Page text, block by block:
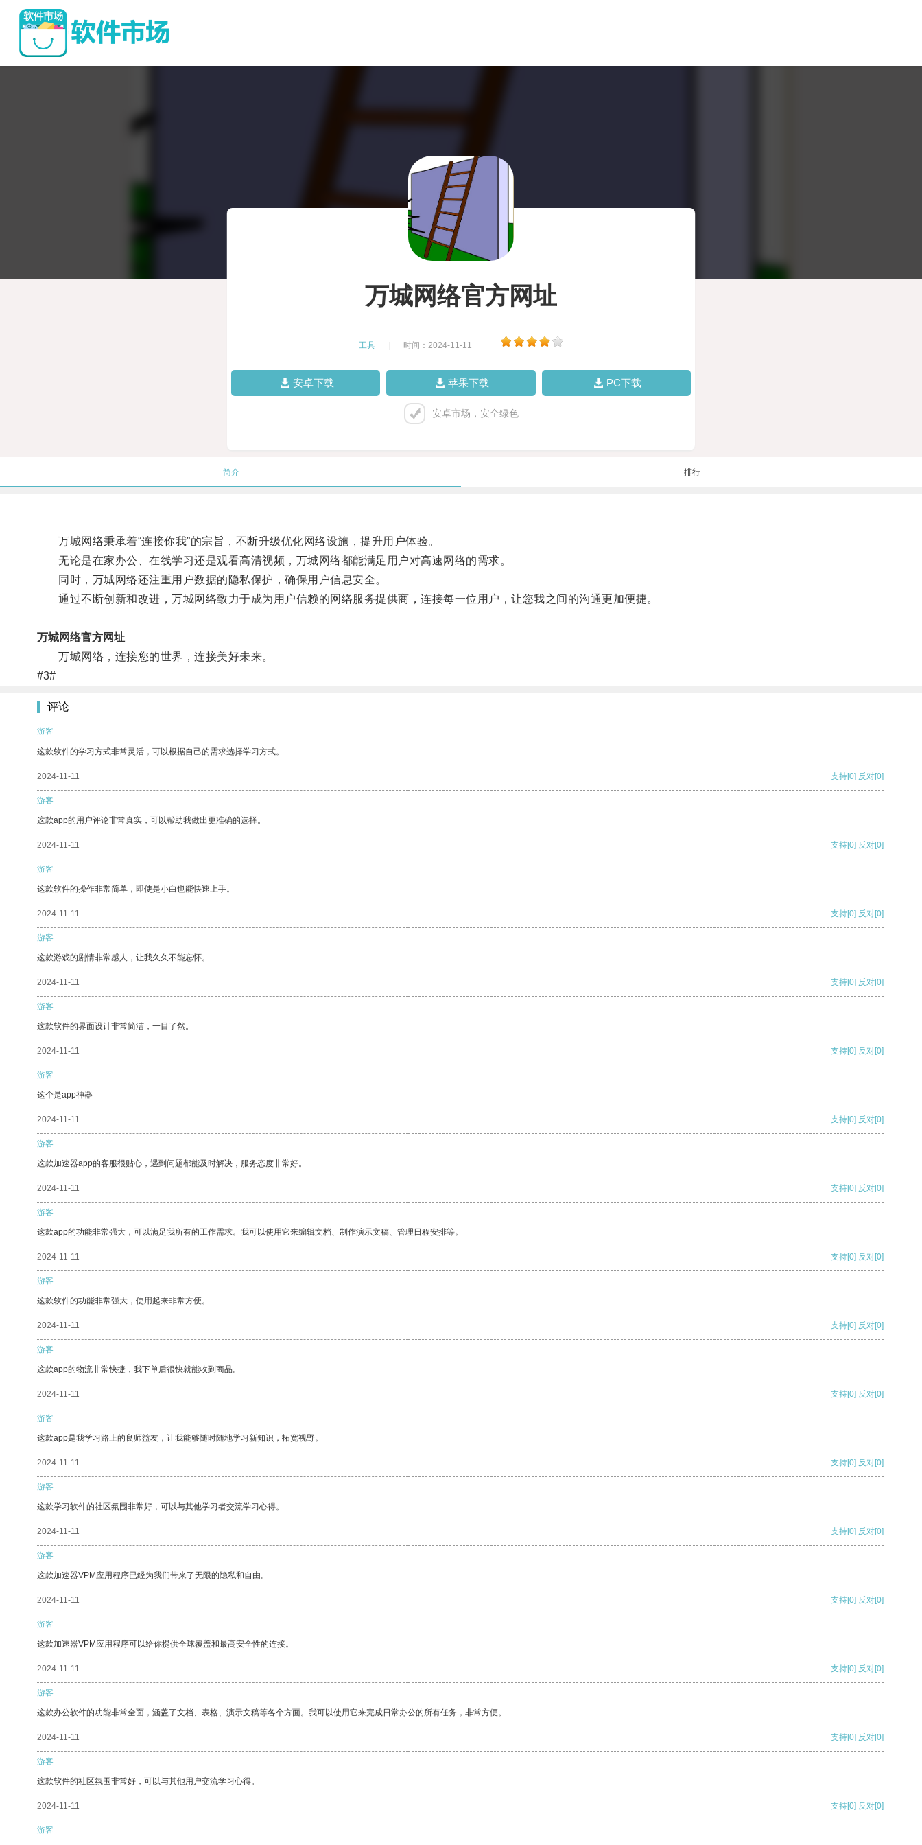
万城网络官方网址
工具 时间：2024-11-11
安卓下载 苹果下载 PC下载
安卓市场，安全绿色
简介 排行
万城网络秉承着“连接你我”的宗旨，不断升级优化网络设施，提升用户体验。
无论是在家办公、在线学习还是观看高清视频，万城网络都能满足用户对高速网络的需求。
同时，万城网络还注重用户数据的隐私保护，确保用户信息安全。
通过不断创新和改进，万城网络致力于成为用户信赖的网络服务提供商，连接每一位用户，让您我之间的沟通更加便捷。
万城网络官方网址
万城网络，连接您的世界，连接美好未来。
#3#
评论
游客
这款软件的学习方式非常灵活，可以根据自己的需求选择学习方式。
2024-11-11 支持[0] 反对[0]
游客
这款app的用户评论非常真实，可以帮助我做出更准确的选择。
2024-11-11 支持[0] 反对[0]
游客
这款软件的操作非常简单，即使是小白也能快速上手。
2024-11-11 支持[0] 反对[0]
游客
这款游戏的剧情非常感人，让我久久不能忘怀。
2024-11-11 支持[0] 反对[0]
游客
这款软件的界面设计非常简洁，一目了然。
2024-11-11 支持[0] 反对[0]
游客
这个是app神器
2024-11-11 支持[0] 反对[0]
游客
这款加速器app的客服很贴心，遇到问题都能及时解决，服务态度非常好。
2024-11-11 支持[0] 反对[0]
游客
这款app的功能非常强大，可以满足我所有的工作需求。我可以使用它来编辑文档、制作演示文稿、管理日程安排等。
2024-11-11 支持[0] 反对[0]
游客
这款软件的功能非常强大，使用起来非常方便。
2024-11-11 支持[0] 反对[0]
游客
这款app的物流非常快捷，我下单后很快就能收到商品。
2024-11-11 支持[0] 反对[0]
游客
这款app是我学习路上的良师益友，让我能够随时随地学习新知识，拓宽视野。
2024-11-11 支持[0] 反对[0]
游客
这款学习软件的社区氛围非常好，可以与其他学习者交流学习心得。
2024-11-11 支持[0] 反对[0]
游客
这款加速器VPM应用程序已经为我们带来了无限的隐私和自由。
2024-11-11 支持[0] 反对[0]
游客
这款加速器VPM应用程序可以给你提供全球覆盖和最高安全性的连接。
2024-11-11 支持[0] 反对[0]
游客
这款办公软件的功能非常全面，涵盖了文档、表格、演示文稿等各个方面。我可以使用它来完成日常办公的所有任务，非常方便。
2024-11-11 支持[0] 反对[0]
游客
这款软件的社区氛围非常好，可以与其他用户交流学习心得。
2024-11-11 支持[0] 反对[0]
游客